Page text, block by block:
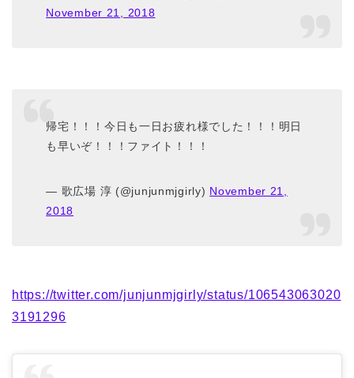
November 21, 2018
帰宅！！！今日も一日お疲れ様でした！！！明日
も早いぞ！！！ファイト！！！
— 歌広場 淳 (@junjunmjgirly) November 21,
2018
https://twitter.com/junjunmjgirly/status/106543063020
3191296